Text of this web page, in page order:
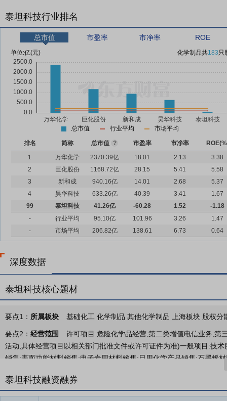
泰坦科技行业排名
总市值 市盈率 市净率 ROE
单位:亿(元) 化学制品共183只
总市值 行业平均 市场平均
排名 简称 总市值 ? 市盈率 市净率
1
万华化学 2370.39亿 18.01 2.13
3.38
2
巨化股份 1168.72亿 28.15 5.41
5.58
3
新和成 940.16亿 14.01 2.68
5.37
4
昊华科技 633.26亿 40.39 3.41
1.67
99
泰坦科技 41.26亿 -60.28 1.52
-1.18
-
行业平均 95.10亿 101.96 3.26
1.47
-
市场平均 206.82亿 138.61 6.73 0.64
深度数据
泰坦科技核心题材
要点1： 所属板块 基础化工 化学制品 其他化学制品 上海板块 股权
要点2： 经营范围
许可项目:危险化学品经营;第二类增值电信业务;第
活动,具体经营项目以相关部门批准文件或许可证件为准)一般项目:技
销售;表面功能材料销售;电子专用材料销售;日用化学产品销售;石墨烯
销售;家具销售;玻璃仪器销售;食品用塑料包装容器工具制品销售;金属
护用品销售;制药专用设备销售;光学仪器销售;电子测量仪器销售;环境
泰坦科技融资融券